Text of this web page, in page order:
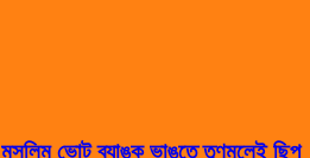
ভোট ব্যাঙ্ক ভাঙতে তৃণমূলেই ছিপ